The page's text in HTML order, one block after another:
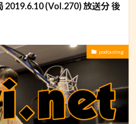
2019.6.10 (Vol.270) 放送分 後
podcasting